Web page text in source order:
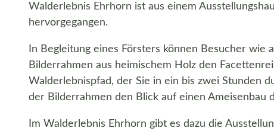
Walderlebnis Ehrhorn ist aus einem
hervorgegangen.
In Begleitung eines Försters können Besucher
Bilderrahmen aus heimischem Holz den
Walderlebnispfad, der Sie in ein bis zwei Stunden
der Bilderrahmen den Blick auf einen Ameisenbau
Im Walderlebnis Ehrhorn gibt es dazu die